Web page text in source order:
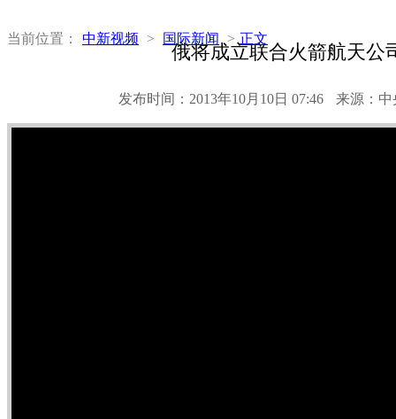
当前位置： 中新视频 > 国际新闻 > 正文
俄将成立联合火箭航天公
发布时间：2013年10月10日 07:46 来源：中